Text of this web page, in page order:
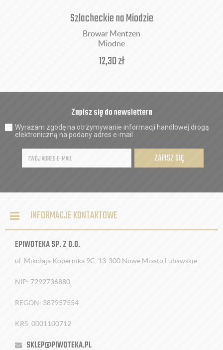
Szlacheckie na Miodzie
Browar Mentzen
Miodne
12,30zł
Zapisz się do newslettera
Wyrażam zgodę na otrzymywanie informacji handlowej drogą
elektroniczną na podany adres e-mail
ZAPISZ SIĘ
INFORMACJE KONTAKTOWE
EPIWOTEKA SP. Z O.O.
ul. Mikołaja Kopernika 9C, 13-300 Nowe Miasto Lubawskie
NIP: 7292736880
REGON: 387957554
KRS: 0001100712
SKLEP@PIWOTEKA.PL